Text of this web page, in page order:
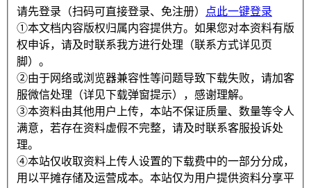
请先登录（扫码可直接登录、免注册）
点此一键登录
①本文档内容版权归属内容提供方。如果您对本资料有版
权申诉，请及时联系我方进行处理（联系方式详见页
脚）。
②由于网络或浏览器兼容性等问题导致下载失败，请加客
服微信处理（详见下载弹窗提示），感谢理解。
③本资料由其他用户上传，本站不保证质量、数量等令人
满意，若存在资料虚假不完整，请及时联系客服投诉处
理。
④本站仅收取资料上传人设置的下载费中的一部分分成，
用以平摊存储及运营成本。本站仅为用户提供资料分享平